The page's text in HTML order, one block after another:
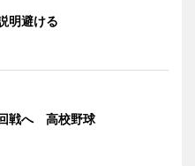
明避ける
戦へ 高校野球